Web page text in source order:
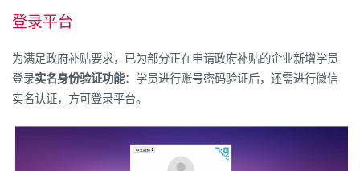
登录平台
为满足政府补贴要求，已为部分正在申请政府补贴的企业新增学员
登录实名身份验证功能：学员进行账号密码验证后，还需进行微信
实名认证，方可登录平台。